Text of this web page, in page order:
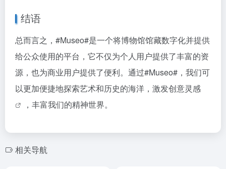
结语
总而言之， #Museo#是一个将博物馆馆藏数字化并提供
给公众使用的平台，它不仅为个人用户提供了丰富的资
源，也为商业用户提供了便利。通过#Museo# ，我们可
以更加便捷地探索艺术和历史的海洋，激发创意灵感
，丰富我们的精神世界。
相关导航